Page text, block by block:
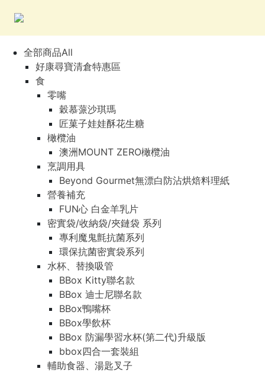
全部商品All
好康尋寶清倉特惠區
食
零嘴
穀慕蒎沙琪瑪
匠菓子娃娃酥花生糖
橄欖油
澳洲MOUNT ZERO橄欖油
烹調用具
Beyond Gourmet無漂白防沾烘焙料理紙
營養補充
FUN心 白金羊乳片
密實袋/收納袋/夾鏈袋 系列
專利魔鬼氈抗菌系列
環保抗菌密實袋系列
水杯、替換吸管
BBox Kitty聯名款
BBox 迪士尼聯名款
BBox鴨嘴杯
BBox學飲杯
BBox 防漏學習水杯(第二代)升級版
bbox四合一套裝組
輔助食器、湯匙叉子